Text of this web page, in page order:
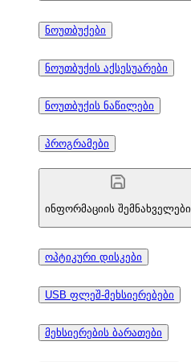
ნოუთბუქები
ნოუთბუქის აქსესუარები
ნოუთბუქის ნაწილები
პროგრამები
ინფორმაციის შემნახველები
ოპტიკური დისკები
USB ფლეშ-მეხსიერებები
მეხსიერების ბარათები